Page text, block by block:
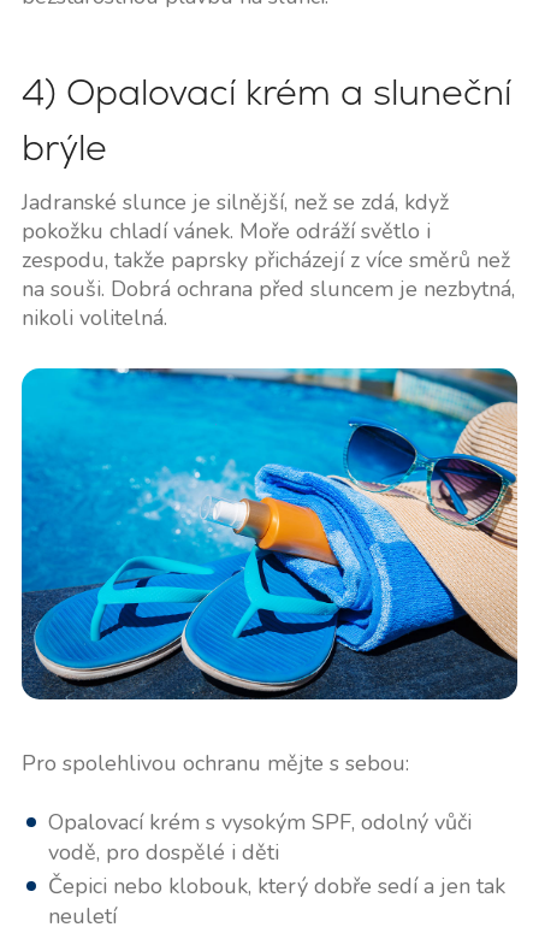
4) Opalovací krém a sluneční
brýle
Jadranské slunce je silnější, než se zdá, když
pokožku chladí vánek. Moře odráží světlo i
zespodu, takže paprsky přicházejí z více směrů než
na souši. Dobrá ochrana před sluncem je nezbytná,
nikoli volitelná.
Pro spolehlivou ochranu mějte s sebou:
Opalovací krém s vysokým SPF, odolný vůči
vodě, pro dospělé i děti
Čepici nebo klobouk, který dobře sedí a jen tak
neuletí